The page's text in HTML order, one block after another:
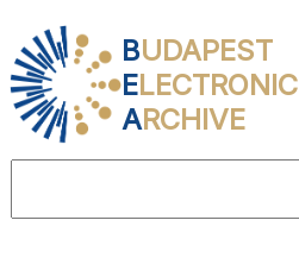
BUDAPEST
ELECTRONIC
ARCHIVE